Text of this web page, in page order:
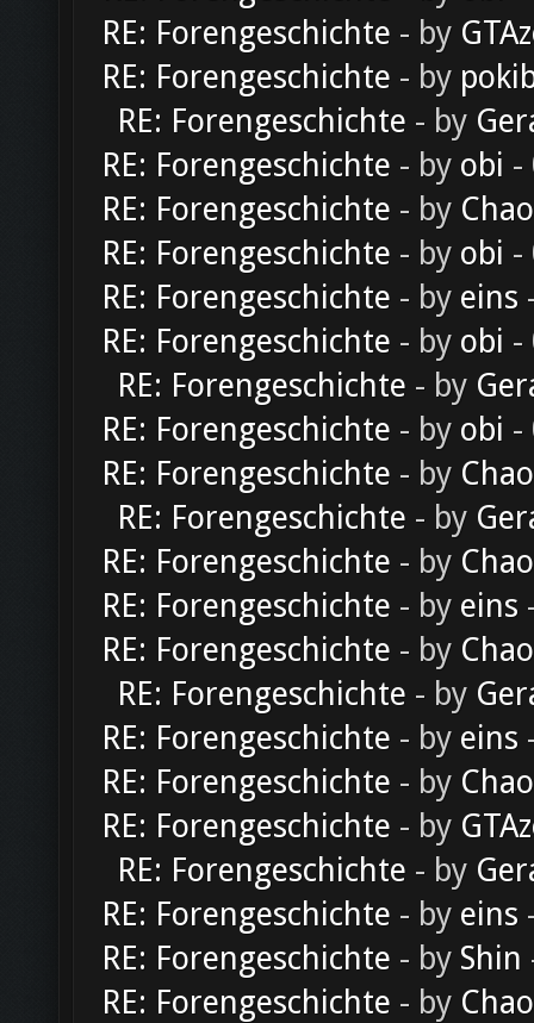
RE: Forengeschichte - by
RE: Forengeschichte - by
RE: Forengeschichte - by
RE: Forengeschichte - by obi -
RE: Forengeschichte - by
RE: Forengeschichte - by obi -
RE: Forengeschichte - by eins
RE: Forengeschichte - by obi -
RE: Forengeschichte - by
RE: Forengeschichte - by obi -
RE: Forengeschichte - by
RE: Forengeschichte - by
RE: Forengeschichte - by
RE: Forengeschichte - by eins
RE: Forengeschichte - by
RE: Forengeschichte - by
RE: Forengeschichte - by eins
RE: Forengeschichte - by
RE: Forengeschichte - by
RE: Forengeschichte - by
RE: Forengeschichte - by eins
RE: Forengeschichte - by Shin
RE: Forengeschichte - by